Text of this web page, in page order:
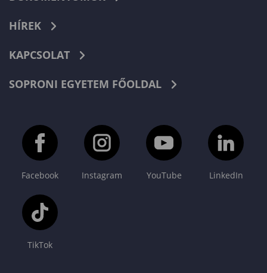
HÍREK
KAPCSOLAT
SOPRONI EGYETEM FŐOLDAL
Facebook Instagram YouTube LinkedIn
TikTok